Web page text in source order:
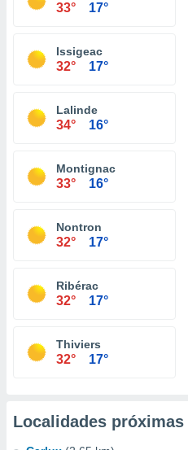
33° 17°
Issigeac
32° 17°
Lalinde
34° 16°
Montignac
33° 16°
Nontron
32° 17°
Ribérac
32° 17°
Thiviers
32° 17°
Localidades próximas